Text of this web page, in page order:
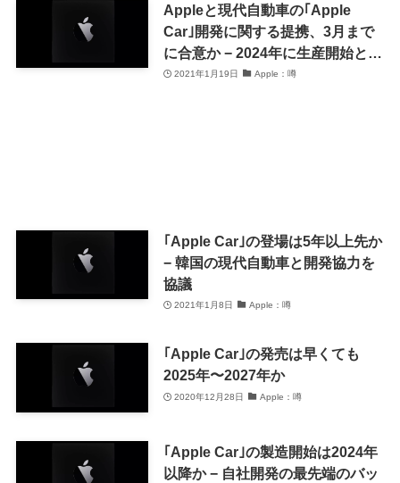
Appleと現代自動車の｢Apple
Car｣開発に関する提携、3月まで
に合意か − 2024年に生産開始との
情報も
2021年1月19日 Apple：噂
｢Apple Car｣の登場は5年以上先か
− 韓国の現代自動車と開発協力を
協議
2021年1月8日 Apple：噂
｢Apple Car｣の発売は早くても
2025年〜2027年か
2020年12月28日 Apple：噂
｢Apple Car｣の製造開始は2024年
以降か − 自社開発の最先端のバッ